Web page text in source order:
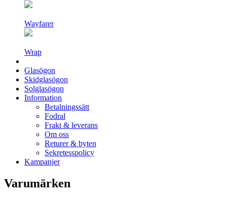
Wayfarer
Wrap
Glasögon
Skidglasögon
Solglasögon
Information
Betalningssätt
Fodral
Frakt & leverans
Om oss
Returer & byten
Sekretesspolicy
Kampanjer
Varumärken